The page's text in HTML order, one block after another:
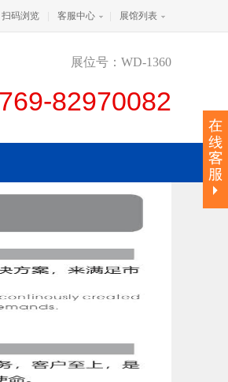
扫码浏览 客服中心 展馆列表
展位号：WD-1360
82970082